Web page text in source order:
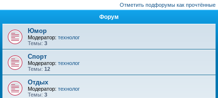
с
Отметить подфорумы как прочтённые
Форум
Юмор
Модератор: технолог
Темы: 3
Спорт
Модератор: технолог
Темы: 12
Отдых
Модератор: технолог
Темы: 3